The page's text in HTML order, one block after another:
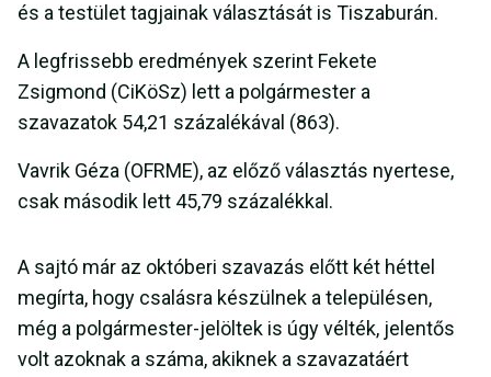
és a testület tagjainak választását is Tiszaburán.
A legfrissebb eredmények szerint Fekete
Zsigmond (CiKöSz) lett a polgármester a
szavazatok 54,21 százalékával (863).
Vavrik Géza (OFRME), az előző választás nyertese,
csak második lett 45,79 százalékkal.
A sajtó már az októberi szavazás előtt két héttel
megírta, hogy csalásra készülnek a településen,
még a polgármester-jelöltek is úgy vélték, jelentős
volt azoknak a száma, akiknek a szavazatáért